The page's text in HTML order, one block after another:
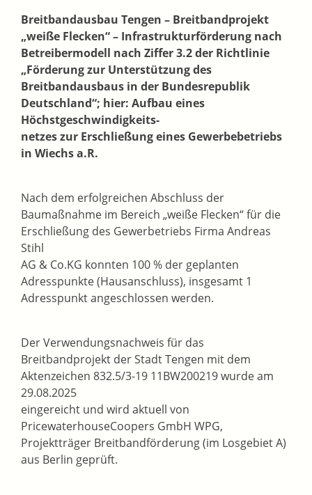
Breitbandausbau Tengen – Breitbandprojekt
„weiße Flecken“ – Infrastrukturförderung nach
Betreibermodell nach Ziffer 3.2 der Richtlinie
„Förderung zur Unterstützungdes
Breitbandausbaus in der Bundesrepublik
Deutschland“; hier: Aufbau eines
Höchstgeschwindigkeits-
netzes zur Erschließung eines Gewerbebetriebs
in Wiechs a.R.
Nach dem erfolgreichen Abschluss der
Baumaßnahme im Bereich „weiße Flecken“ für die
Erschließung des Gewerbetriebs Firma Andreas
Stihl
AG & Co.KG konnten 100 % der geplanten
Adresspunkte (Hausanschluss), insgesamt 1
Adresspunkt angeschlossen werden.
Der Verwendungsnachweis für das
Breitbandprojekt der Stadt Tengen mit dem
Aktenzeichen 832.5/3-19 11BW200219 wurde am
29.08.2025
eingereicht und wird aktuell von
PricewaterhouseCoopers GmbH WPG,
Projektträger Breitbandförderung (im Losgebiet A)
aus Berlin geprüft.